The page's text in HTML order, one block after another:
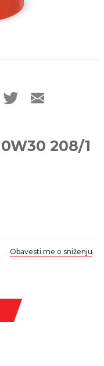
208/1
Obavesti me o sniženju